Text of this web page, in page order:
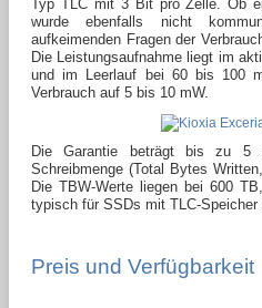
Typ TLC mit 3 Bit pro Zelle. Ob
wurde ebenfalls nicht
aufkeimenden Fragen der
Die Leistungsaufnahme liegt im
und im Leerlauf bei 60 bis 100
Verbrauch auf 5 bis 10 mW.
Die Garantie beträgt bis zu 5
Schreibmenge (Total Bytes
Die TBW-Werte liegen bei 600
typisch für SSDs mit TLC-Speicher
Preis und Verfügbarkeit